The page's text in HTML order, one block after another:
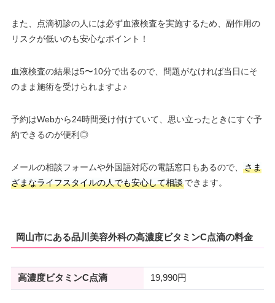
また、点滴初診の人には必ず血液検査を実施するため、副作用の
リスクが低いのも安心なポイント！
血液検査の結果は5〜10分で出るので、問題がなければ当日にそ
のまま施術を受けられますよ♪
予約はWebから24時間受け付けていて、思い立ったときにすぐ予
約できるのが便利◎
メールの相談フォームや外国語対応の電話窓口もあるので、
さま
ざまなライフスタイルの人でも安心して相談できます。
岡山市にある品川美容外科の高濃度ビタミンC点滴の料金
高濃度ビタミンC点滴 19,990円